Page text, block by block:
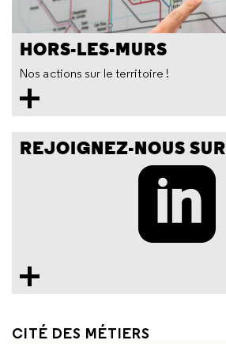
HORS-LES-MURS
Nos actions sur le territoire !
REJOIGNEZ-NOUS SUR
CITÉ DES MÉTIERS